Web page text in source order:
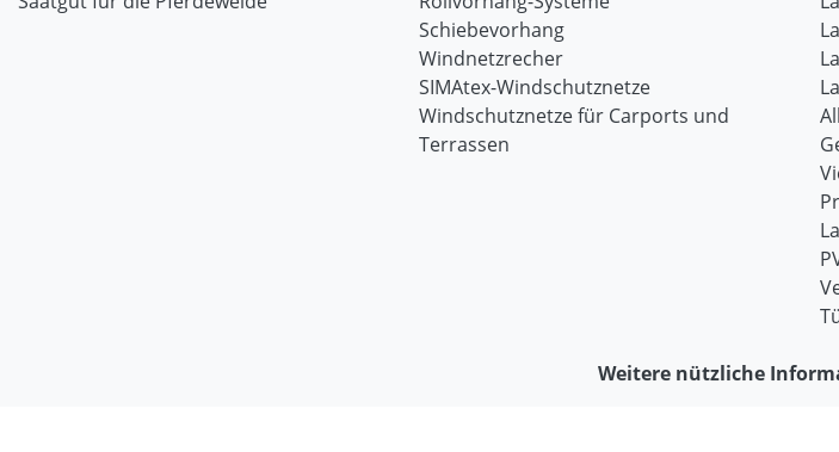
Schiebevorhang
Windnetzrecher
SIMAtex-Windschutznetze
Windschutznetze für Carports und
Terrassen
Weitere nützliche